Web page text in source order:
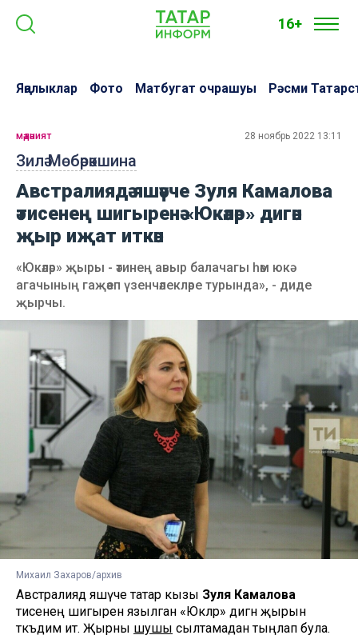
16+
Яңалыклар Фото Матбугат очрашуы Рәсми
Зилә Мөбәрәкшина
мәдәният 28 ноябрь 2022 13:11
Австралиядә яшәүче Зуля Камалова
әтисенең шигыренә «Юкәләр» дигән
җыр иҗат иткән
«Юкәләр» җыры - әтинең авыр балачагы һәм юкә
агачының гаҗәеп үзенчәлекләре турында», - диде
җырчы.
Михаил Захаров/архив
Австралиядә яшәүче татар кызы Зуля Камалова
әтисенең шигыренә язылган «Юкәләр» дигән җырын
тәкъдим итә. Җырны шушы сылтамадан тыңлап була.